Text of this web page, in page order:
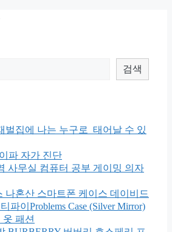
검색
벌집에 나는 누구로 태어날 수 있
파 자가 진단
사무실 컴퓨터 공부 게이밍 의자
나혼산 스마트폰 케이스 데이비드
파이Problems Case (Silver Mirror)
옷 패션